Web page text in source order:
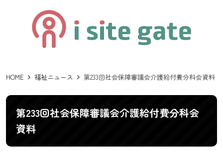
HOME 福祉ニュース 第233回社会保障審議会介護給付費分科会資料
第233回社会保障審議会介護給付費分科会
資料